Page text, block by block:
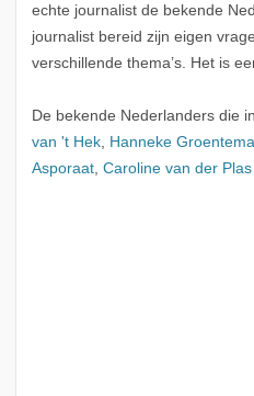
echte journalist de bekende
journalist bereid zijn eigen
verschillende thema’s. Het is
De bekende Nederlanders die
van 't Hek, Hanneke
Asporaat, Caroline van der Plas